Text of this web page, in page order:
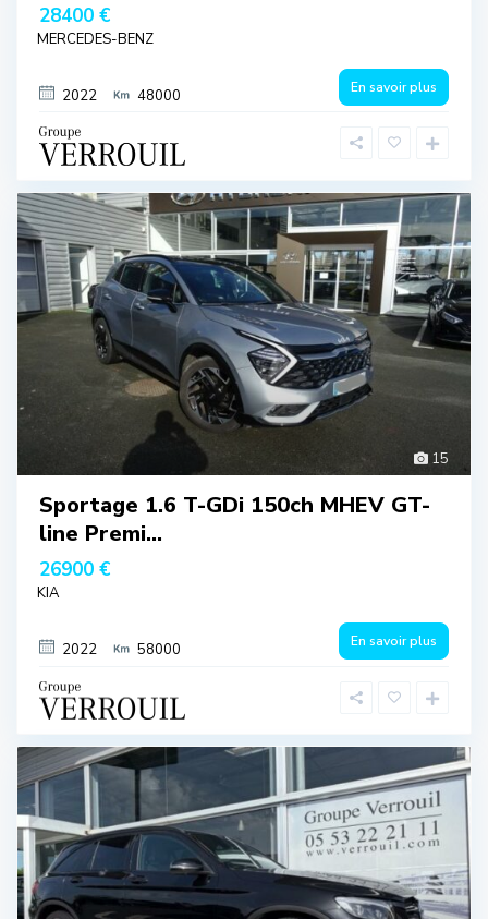
28400 €
MERCEDES-BENZ
2022 48000 En savoir plus
15
Sportage 1.6 T-GDi 150ch MHEV GT-
line Premi...
26900 €
KIA
2022 58000 En savoir plus